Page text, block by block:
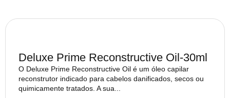
Deluxe Prime Reconstructive Oil-30ml
O Deluxe Prime Reconstructive Oil é um óleo capilar
reconstrutor indicado para cabelos danificados, secos ou
quimicamente tratados. A sua...